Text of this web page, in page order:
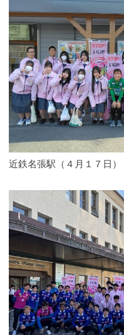
近鉄名張駅（４月１７日）